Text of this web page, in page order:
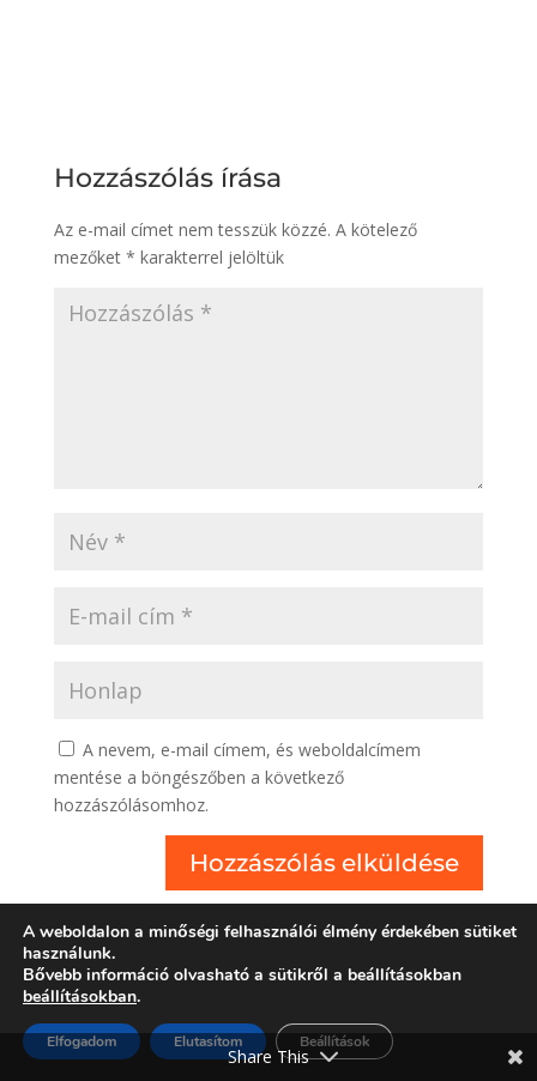
Hozzászólás írása
Az e-mail címet nem tesszük közzé. A kötelező
mezőket * karakterrel jelöltük
A nevem, e-mail címem, és weboldalcímem
mentése a böngészőben a következő
hozzászólásomhoz.
A weboldalon a minőségi felhasználói élmény érdekében sütiket
használunk.
Bővebb információ olvasható a sütikről a beállításokban
beállításokban.
Elfogadom Elutasítom Beállítások
Share This